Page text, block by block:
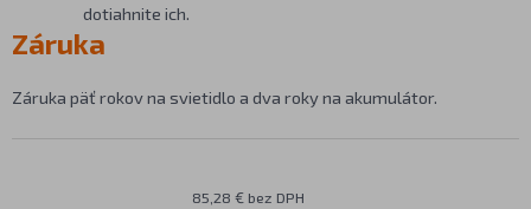
dotiahnite ich.
Záruka
Záruka päť rokov na svietidlo a dva roky na akumulátor.
85,28 € bez DPH